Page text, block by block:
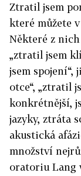
Ztratil jsem
které můžete
Některé z
„ztratil jsem
jsem spojení“,
otce“, „ztratil
konkrétnější,
jazyky, ztráta
akustická
množství
oratoriu Lang